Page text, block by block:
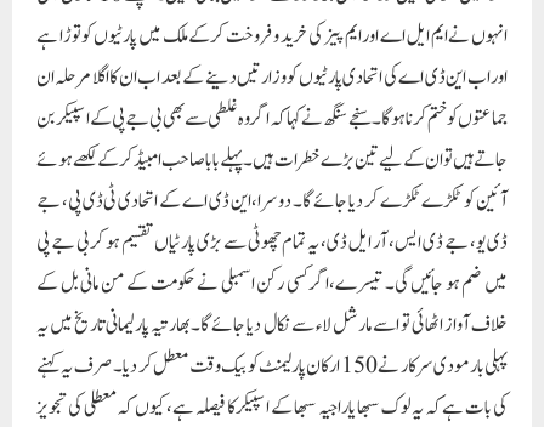
انہوں نے ایم ایل اے اور ایم پیز کی خرید و فروخت کرکے ملک میں پارٹیوں کو توڑا ہے
اور اب این ڈی اے کی اتحادی پارٹیوں کو وزارتیں دینے کے بعد اب ان کا اگلا مرحلہ ان
جماعتوں کو ختم کرنا ہوگا۔ سنجے سنگھ نے کہا کہ اگر وہ غلطی سے بھی بی جے پی کے اسپیکر بن
جاتے ہیں تو ان کے لیے تین بڑے خطرات ہیں۔ پہلے بابا صاحب امبیڈکر کے لکھے ہوئے
آئین کو ٹکڑے ٹکڑے کر دیا جائے گا۔ دوسرا، این ڈی اے کے اتحادی ٹی ڈی پی، جے
ڈی یو، جے ڈی ایس، آر ایل ڈی، یہ تمام چھوٹی سے بڑی پارٹیاں تقسیم ہو کر بی جے پی
میں ضم ہو جائیں گی۔ تیسرے،اگر کسی رکن اسمبلی نے حکومت کے من مانی بل کے
خلاف آواز اٹھائی تو اسے مارشل لاء سے نکال دیا جائے گا۔ بھارتیہ پارلیمانی تاریخ میں یہ
پہلی بار مودی سرکار نے 150 ارکان پارلیمنٹ کو بیک وقت معطل کر دیا۔ صرف یہ کہنے
کی بات ہے کہ یہ لوک سبھا یا راجیہ سبھا کے اسپیکر کا فیصلہ ہے، کیوں کہ معطلی کی تجویز